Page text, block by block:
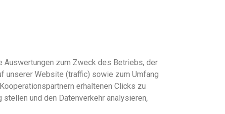
zum Zweck des Betriebs, der
unserer Website (traffic) sowie zum Umfang
erhaltenen Clicks zu
und den Datenverkehr analysieren,